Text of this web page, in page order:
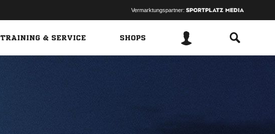
Vermarktungspartner:
TRAINING & SERVICE SHOPS